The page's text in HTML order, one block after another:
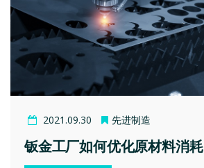
2021.09.30 先进制造
钣金工厂如何优化原材料消耗